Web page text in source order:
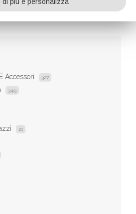
Accessori 327
349
21